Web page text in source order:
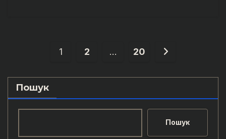
Posts
pagination
1 2 … 20
Пошук
Пошук